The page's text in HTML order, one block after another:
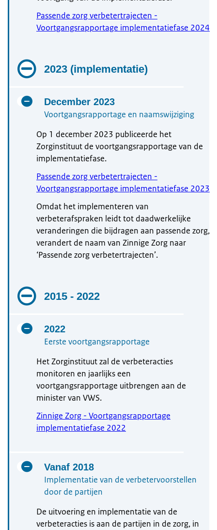
Passende zorg verbetertrajecten -
Voortgangsrapportage implementatiefase 2024
2023 (implementatie)
December 2023
Voortgangsrapportage en naamswijziging
Op 1 december 2023 publiceerde het
Zorginstituut de voortgangsrapportage van de
implementatiefase.
Passende zorg verbetertrajecten -
Voortgangsrapportage implementatiefase 2023
Omdat het implementeren van
verbeterafspraken leidt tot daadwerkelijke
veranderingen die bijdragen aan passende zorg,
verandert de naam van Zinnige Zorg naar
‘Passende zorg verbetertrajecten’.
2015 - 2022
2022
Eerste voortgangsrapportage
Het Zorginstituut zal de verbeteracties
monitoren en jaarlijks een
voortgangsrapportage uitbrengen aan de
minister van VWS.
Zinnige Zorg - Voortgangsrapportage
implementatiefase 2022
Vanaf 2018
Implementatie van de verbetervoorstellen
door de partijen
De uitvoering en implementatie van de
verbeteracties is aan de partijen in de zorg, in